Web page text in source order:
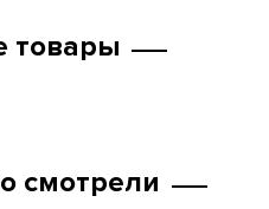
товары
смотрели